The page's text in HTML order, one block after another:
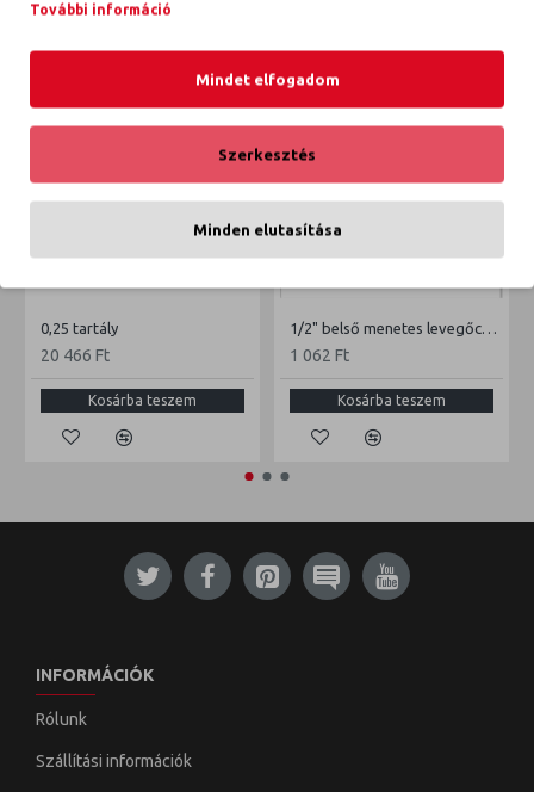
0,25 tartály
20 466 Ft
Kosárba teszem
1/2" belső menetes levegőcsatlakozó
1 062 Ft
Kosárba teszem
INFORMÁCIÓK
Rólunk
Szállítási információk
További információ
Mindet elfogadom
Szerkesztés
Minden elutasítása